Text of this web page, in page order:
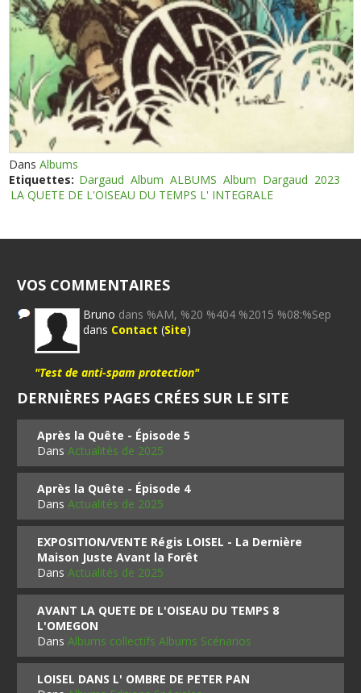
DansAlbums
Etiquettes: Dargaud Album ALBUMS Album Dargaud 2023
LA QUETE DE L'OISEAU DU TEMPS L' INTEGRALE
VOS COMMENTAIRES
Bruno dans %AM, %20 %404 %2015 %08:%Sep
dans Contact (Site)
"Test de anti-spam protection"
DERNIÈRES PAGES CRÉES SUR LE SITE
Après la Quête - Épisode 5
DansActualités de 2025
Après la Quête - Épisode 4
DansActualités de 2025
EXPOSITION/VENTE Régis LOISEL - La Dernière
Maison Juste Avant la Forêt
DansActualités de 2025
AVANT LA QUETE DE L'OISEAU DU TEMPS 8
L'OMEGON
DansAlbums collectifs Albums Scénarios
LOISEL DANS L' OMBRE DE PETER PAN